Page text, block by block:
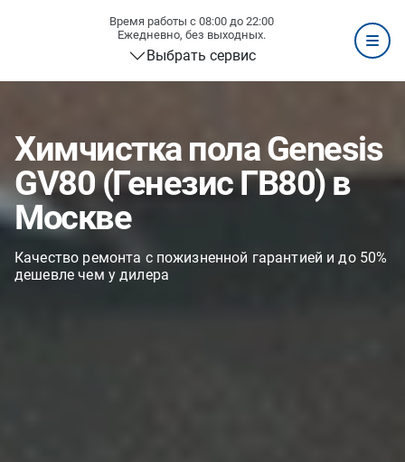
Время работы с 08:00 до 22:00
Ежедневно, без выходных.
Выбрать сервис
Химчистка пола Genesis
GV80 (Генезис ГВ80) в
Москве
Качество ремонта с пожизненной гарантией и до 50%
дешевле чем у дилера